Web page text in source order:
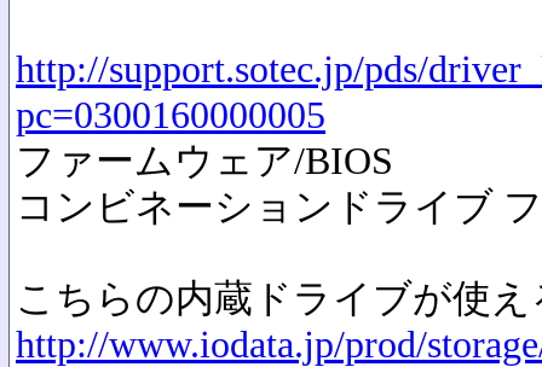
http://support.sotec.jp/pds/
pc=0300160000005
ファームウェア/BIOS
コンビネーションドライブ
こちらの内蔵ドライブが使
http://www.iodata.jp/prod/